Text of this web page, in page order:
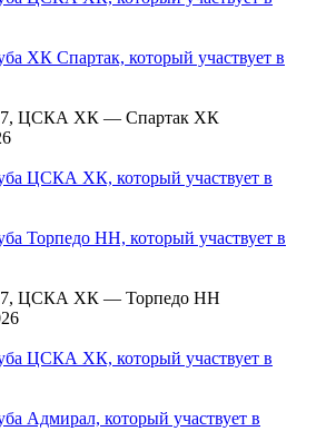
ЦСКА ХК — Спартак ХК
ЦСКА ХК — Торпедо НН